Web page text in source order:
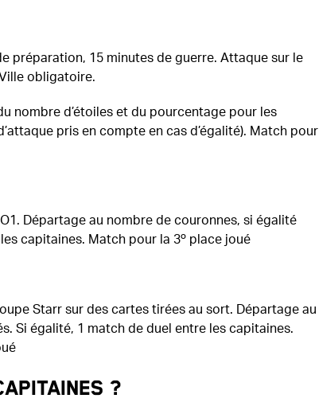
préparation, 15 minutes de guerre. Attaque sur le
obligatoire.
nombre d’étoiles et du pourcentage pour les
pris en compte en cas d’égalité). Match pour
Départage au nombre de couronnes, si égalité
capitaines. Match pour la 3º place joué
Starr sur des cartes tirées au sort. Départage au
Si égalité, 1 match de duel entre les capitaines.
?